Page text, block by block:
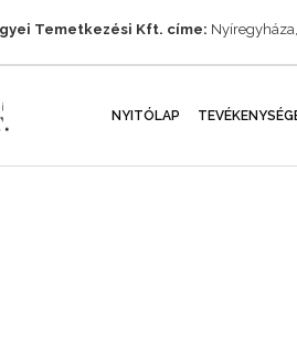
Temetkezési Kft. címe:
NYITÓLAP